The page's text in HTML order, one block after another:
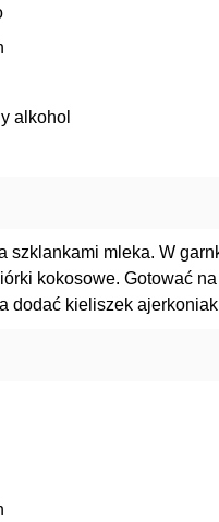
alkohol
szklankami mleka. W
kokosowe. Gotować
dodać kieliszek